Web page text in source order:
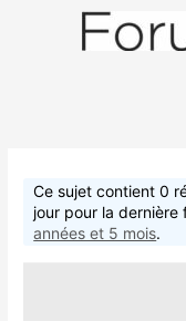
Ce sujet contient 0
jour pour la
années et 5 mois.